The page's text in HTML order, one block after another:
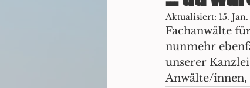
Allgemein
Baurecht
Aktualisiert: 15.
Fachanwälte
nunmehr
unserer
Anwälte/innen,